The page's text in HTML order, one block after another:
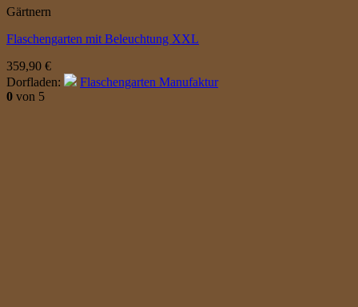
Gärtnern
Flaschengarten mit Beleuchtung XXL
359,90 €
Dorfladen:
Flaschengarten Manufaktur
0 von 5